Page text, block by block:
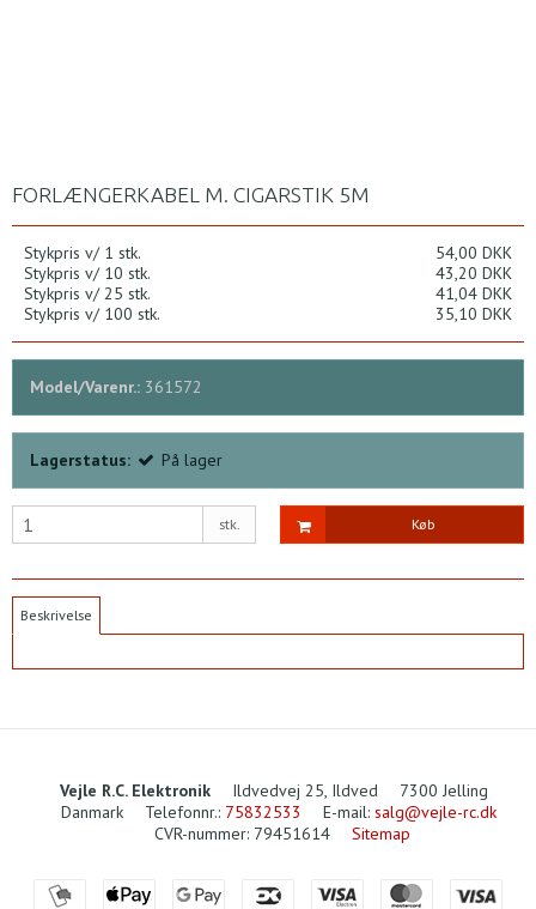
FORLÆNGERKABEL M. CIGARSTIK 5M
Stykpris v/ 1 stk.
54,00 DKK
Stykpris v/ 10 stk.
43,20 DKK
Stykpris v/ 25 stk.
41,04 DKK
Stykpris v/ 100 stk.
35,10 DKK
Model/Varenr.: 361572
Lagerstatus: På lager
stk. Køb
Beskrivelse
Vejle R.C. Elektronik Ildvedvej 25, Ildved
7300 Jelling
Danmark
Telefonnr.: 75832533 E-mail: salg@vejle-rc.dk
CVR-nummer: 79451614 Sitemap